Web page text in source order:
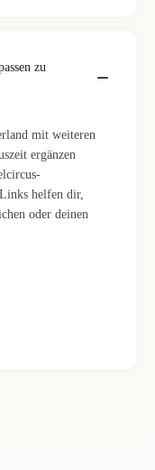
zu
mit weiteren
ergänzen
helfen dir,
oder deinen